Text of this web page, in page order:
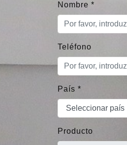
Nombre *
Teléfono
País *
Producto